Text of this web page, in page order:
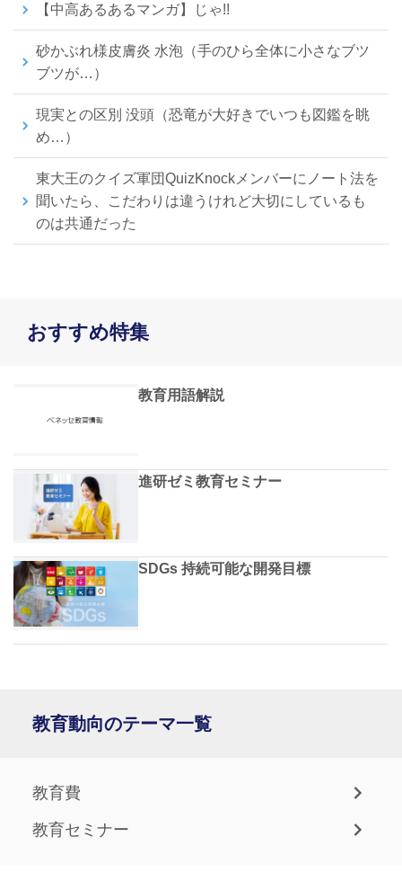
【中高あるあるマンガ】じゃ!!
砂かぶれ様皮膚炎 水泡（手のひら全体に小さなブツ
ブツが…）
現実との区別 没頭（恐竜が大好きでいつも図鑑を眺
め…）
東大王のクイズ軍団QuizKnockメンバーにノート法を
聞いたら、こだわりは違うけれど大切にしているも
のは共通だった
おすすめ特集
教育用語解説
進研ゼミ教育セミナー
SDGs 持続可能な開発目標
教育動向のテーマ一覧
教育費
教育セミナー